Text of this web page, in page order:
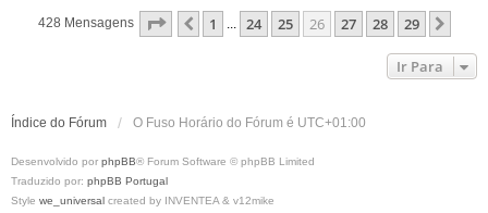
428 Mensagens Página 26De29
Anterior
1 ... 24 25 26 27 28 29
Ir Para
Índice do Fórum O Fuso Horário do Fórum é UTC+01:00
Desenvolvido por phpBB® Forum Software © phpBB Limited
Traduzido por: phpBB Portugal
Style we_universal created by INVENTEA & v12mike